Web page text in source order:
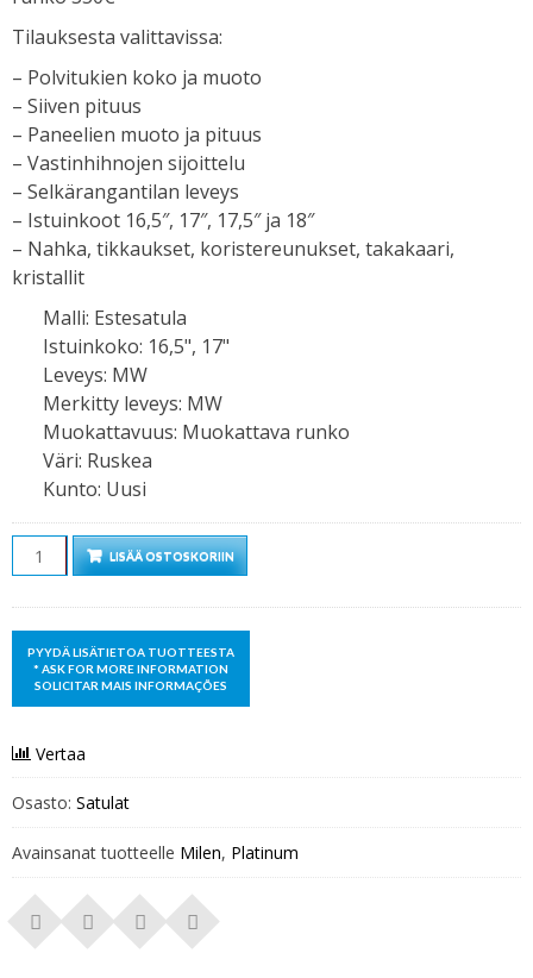
Tilauksesta valittavissa:
– Polvitukien koko ja muoto
– Siiven pituus
– Paneelien muoto ja pituus
– Vastinhihnojen sijoittelu
– Selkärangantilan leveys
– Istuinkoot 16,5″, 17″, 17,5″ ja 18″
– Nahka, tikkaukset, koristereunukset, takakaari,
kristallit
Malli: Estesatula
Istuinkoko: 16,5", 17"
Leveys: MW
Merkitty leveys: MW
Muokattavuus: Muokattava runko
Väri: Ruskea
Kunto: Uusi
Määrä LISÄÄ OSTOSKORIIN
Vertaa
Osasto: Satulat
Avainsanat tuotteelle Milen, Platinum